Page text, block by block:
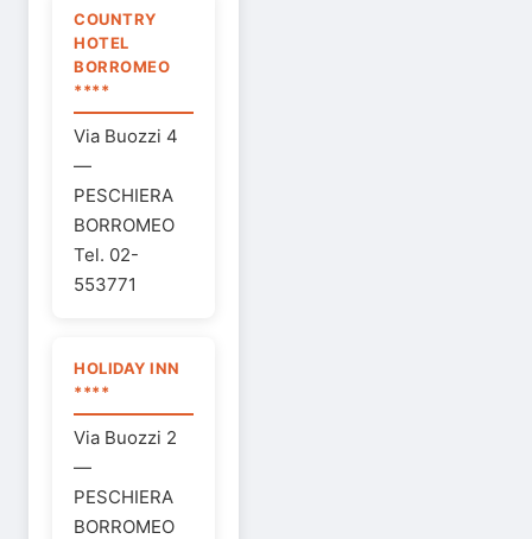
COUNTRY
HOTEL
BORROMEO
****
Via Buozzi 4
—
PESCHIERA
BORROMEO
Tel. 02-
553771
HOLIDAY INN
****
Via Buozzi 2
—
PESCHIERA
BORROMEO